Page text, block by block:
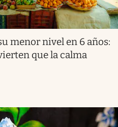
menor nivel en 6 años:
que la calma